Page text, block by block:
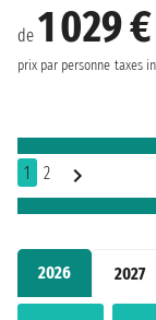
2026 2027
de 1 029 €
prix par personne taxes
1 2